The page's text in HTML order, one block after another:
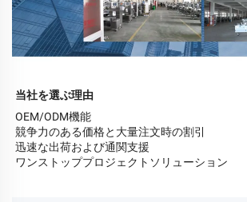
当社を選ぶ理由
OEM/ODM機能
競争力のある価格と大量注文時の割引
迅速な出荷および通関支援
ワンストッププロジェクトソリューション